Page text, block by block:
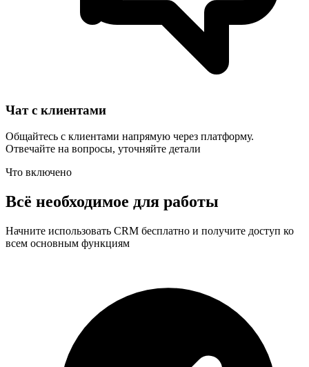
Чат с клиентами
Общайтесь с клиентами напрямую через платформу.
Отвечайте на вопросы, уточняйте детали
Что включено
Всё необходимое для работы
Начните использовать CRM бесплатно и получите доступ ко
всем основным функциям